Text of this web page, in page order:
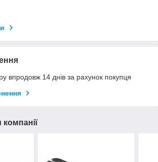
впродовж 14 днів за рахунок покупця
компанії